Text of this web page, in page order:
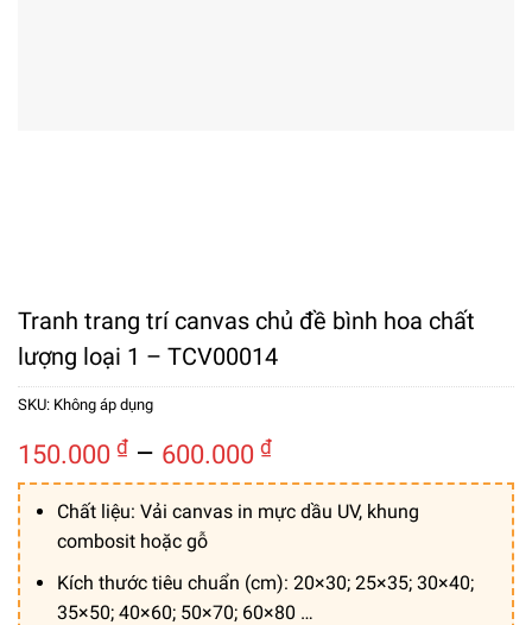
Tranh trang trí canvas chủ đề bình hoa chất
lượng loại 1 – TCV00014
SKU: Không áp dụng
150.000 ₫ – 600.000 ₫Khoảng
giá:
từ
đến
600.000 ₫
Chất liệu: Vải canvas in mực dầu UV, khung
combosit hoặc gỗ
Kích thước tiêu chuẩn (cm): 20×30; 25×35; 30×40;
35×50; 40×60; 50×70; 60×80 …